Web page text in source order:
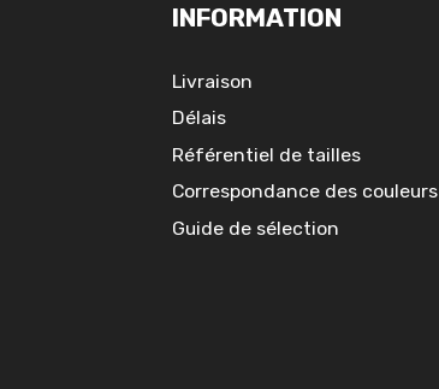
INFORMATION
Livraison
Délais
Référentiel de tailles
Correspondance des couleurs
Guide de sélection